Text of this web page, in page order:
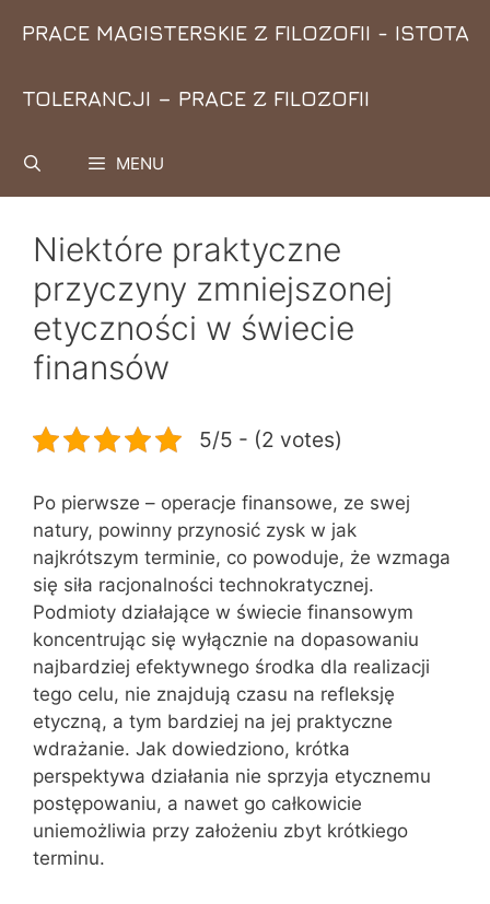
PRACE MAGISTERSKIE Z FILOZOFII - ISTOTA
TOLERANCJI – PRACE Z FILOZOFII
MENU
Niektóre praktyczne
przyczyny zmniejszonej
etyczności w świecie
finansów
5/5 - (2 votes)
Po pierwsze – operacje finansowe, ze swej
natury, powinny przynosić zysk w jak
najkrótszym terminie, co powoduje, że wzmaga
się siła racjonalności technokratycznej.
Podmioty działające w świecie finansowym
koncentrując się wyłącznie na dopasowaniu
najbardziej efektywnego środka dla realizacji
tego celu, nie znajdują czasu na refleksję
etyczną, a tym bardziej na jej praktyczne
wdrażanie. Jak dowiedziono, krótka
perspektywa działania nie sprzyja etycznemu
postępowaniu, a nawet go całkowicie
uniemożliwia przy założeniu zbyt krótkiego
terminu.